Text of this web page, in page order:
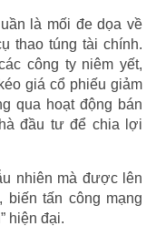
là mối đe dọa về
thao túng tài chính.
công ty niêm yết,
giá cổ phiếu giảm
qua hoạt động bán
đầu tư để chia lợi
nhiên mà được lên
biến tấn công mạng
hiện đại.